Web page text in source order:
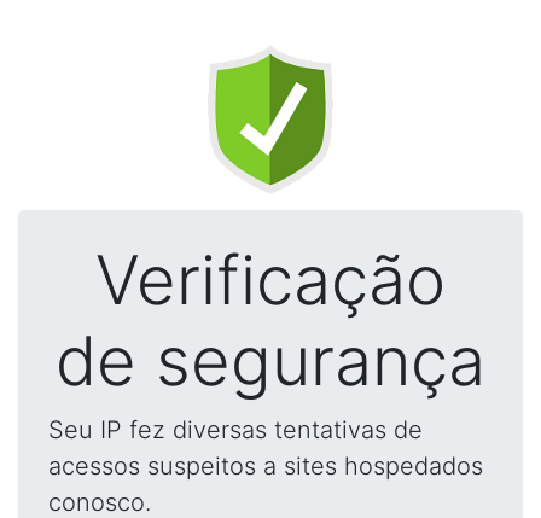
Verificação
de segurança
Seu IP fez diversas tentativas de
acessos suspeitos a sites hospedados
conosco.